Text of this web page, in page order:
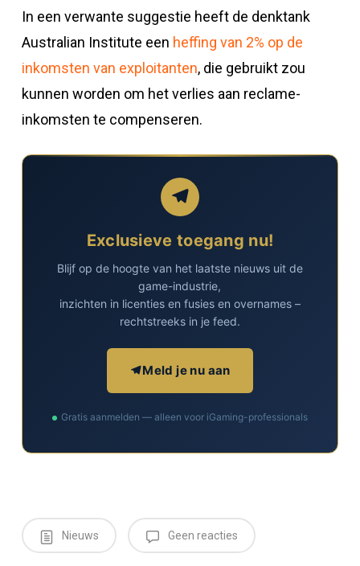
In een verwante suggestie heeft de denktank
Australian Institute een heffing van 2% op de
inkomsten van exploitanten, die gebruikt zou
kunnen worden om het verlies aan reclame-
inkomsten te compenseren.
Exclusieve toegang nu!
Blijf op de hoogte van het laatste nieuws uit de
game-industrie,
inzichten in licenties en fusies en overnames –
rechtstreeks in je feed.
Meld je nu aan
Gratis aanmelden — alleen voor iGaming-professionals
Nieuws Geen reacties